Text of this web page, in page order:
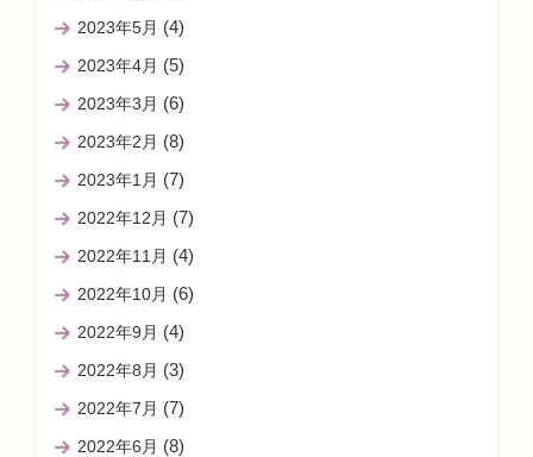
2023年5月 (4)
2023年4月 (5)
2023年3月 (6)
2023年2月 (8)
2023年1月 (7)
2022年12月 (7)
2022年11月 (4)
2022年10月 (6)
2022年9月 (4)
2022年8月 (3)
2022年7月 (7)
2022年6月 (8)